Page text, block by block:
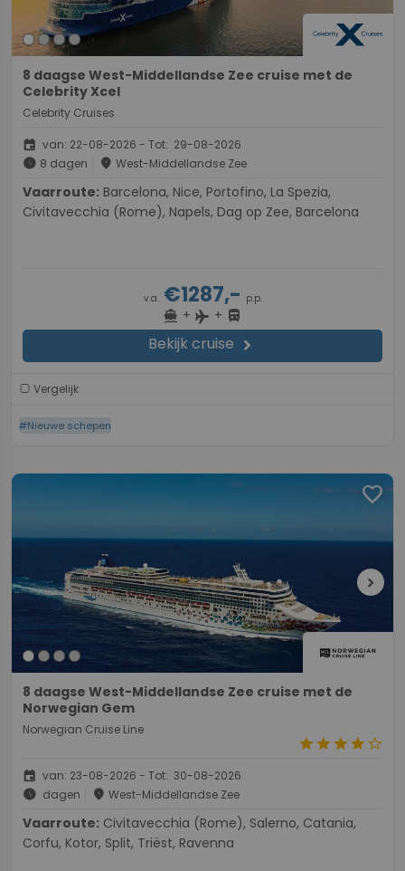
8 daagse West-Middellandse Zee cruise met de
Celebrity Xcel
Celebrity Cruises
event van: 22-08-2026 - Tot: 29-08-2026
schedule 8 dagen place West-Middellandse Zee
Vaarroute:
Civitavecchia (Rome), Napels, Dag op Zee, Barcelona
v.a.€1287,- p.p.
directions_boat + flight + directions_bus
Bekijk cruise chevron_right
Vergelijk
#Nieuwe schepen
favorite
chevron_right
8 daagse West-Middellandse Zee cruise met de
Norwegian Gem
Norwegian Cruise Line
starstarstarstarstar_border
event van: 23-08-2026 - Tot: 30-08-2026
schedule dagen place West-Middellandse Zee
Vaarroute:
Corfu, Kotor, Split, Triëst, Ravenna